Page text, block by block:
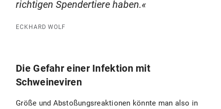
richtigen Spendertiere haben.
ECKHARD WOLF
Die Gefahr einer Infektion mit
Schweineviren
Größe und Abstoßungsreaktionen könnte man also in